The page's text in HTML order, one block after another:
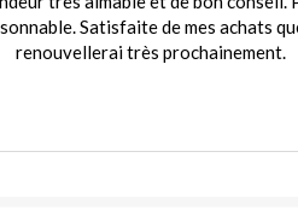
je
Des jeux et jouets en
petits et les